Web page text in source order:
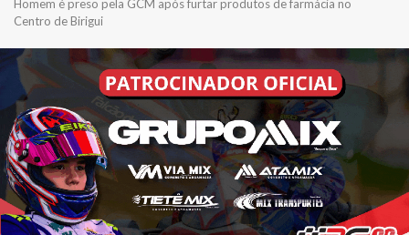
Homem é preso pela GCM após furtar produtos de farmácia no
Centro de Birigui